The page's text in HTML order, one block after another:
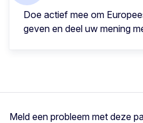
Doe actief mee om
geven en deel uw mening
Meld een probleem met deze